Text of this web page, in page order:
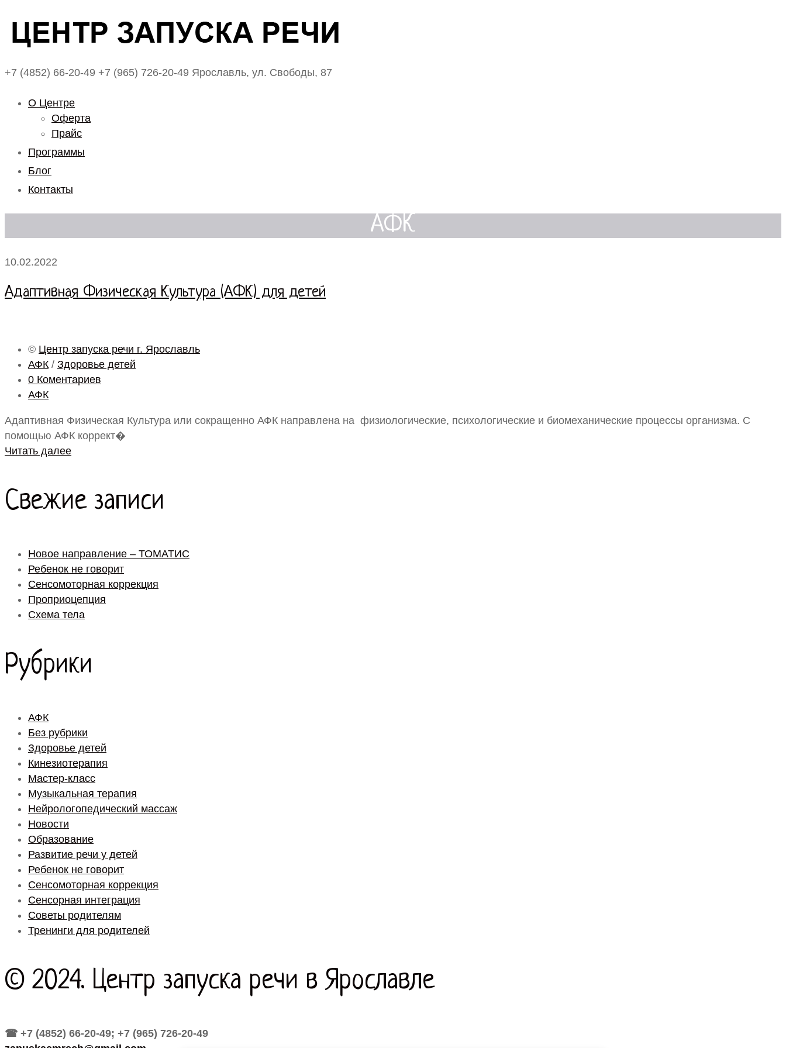
+7 (4852) 66-20-49 +7 (965) 726-20-49 Ярославль, ул. Свободы, 87
О Центре
Оферта
Прайс
Программы
Блог
Контакты
АФК
10.02.2022
Адаптивная Физическая Культура (АФК) для детей
© Центр запуска речи г. Ярославль
АФК / Здоровье детей
0 Коментариев
АФК
Адаптивная Физическая Культура или сокращенно АФК направлена на физиологические, психологические и биомеханические процессы организма. С
помощью АФК коррект�
Читать далее
Свежие записи
Новое направление – ТОМАТИС
Ребенок не говорит
Сенсомоторная коррекция
Проприоцепция
Схема тела
Рубрики
АФК
Без рубрики
Здоровье детей
Кинезиотерапия
Мастер-класс
Музыкальная терапия
Нейрологопедический массаж
Новости
Образование
Развитие речи у детей
Ребенок не говорит
Сенсомоторная коррекция
Сенсорная интеграция
Советы родителям
Тренинги для родителей
© 2024. Центр запуска речи в Ярославле
☎ +7 (4852) 66-20-49; +7 (965) 726-20-49